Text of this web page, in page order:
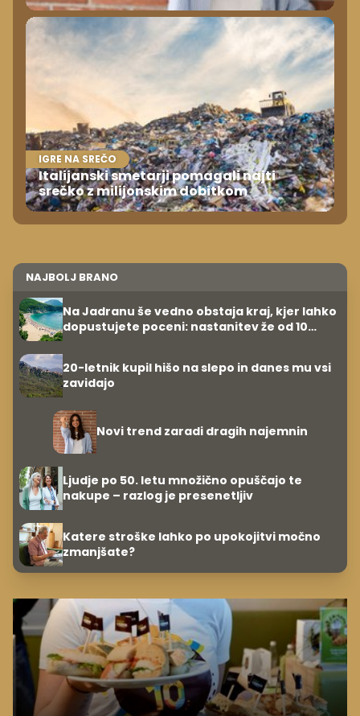
IGRE NA SREČO
Italijanski smetarji pomagali najti
srečko z milijonskim dobitkom
NAJBOLJ BRANO
Na Jadranu še vedno obstaja kraj, kjer lahko
dopustujete poceni: nastanitev že od 10
20-letnik kupil hišo na slepo in danes mu vsi
zavidajo
Novi trend zaradi dragih najemnin
Ljudje po 50. letu množično opuščajo te
nakupe – razlog je presenetljiv
Katere stroške lahko po upokojitvi močno
zmanjšate?